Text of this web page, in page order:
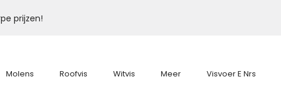
prijzen!
Molens Roofvis Witvis Meer Visvoer E Nrs